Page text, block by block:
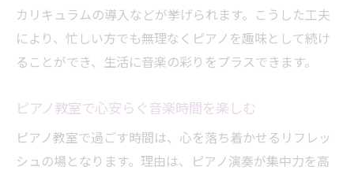
カリキュラムの導入などが挙げられます。こうした工夫
により、忙しい方でも無理なくピアノを趣味として続け
ることができ、生活に音楽の彩りをプラスできます。
ピアノ教室で心安らぐ音楽時間を楽しむ
ピアノ教室で過ごす時間は、心を落ち着かせるリフレッ
シュの場となります。理由は、ピアノ演奏が集中力を高